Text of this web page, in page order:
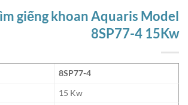
giếng khoan Aquaris Model
8SP77-4 15Kw
8SP77-4
15 Kw